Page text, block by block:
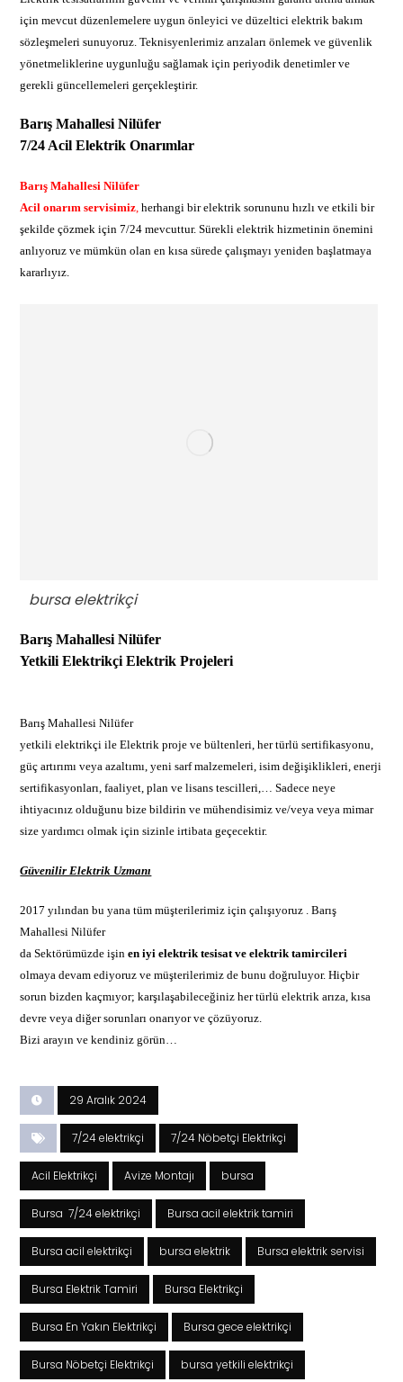
için mevcut düzenlemelere uygun önleyici ve düzeltici elektrik bakım
sözleşmeleri sunuyoruz. Teknisyenlerimiz arızaları önlemek ve güvenlik
yönetmeliklerine uygunluğu sağlamak için periyodik denetimler ve
gerekli güncellemeleri gerçekleştirir.
Barış Mahallesi Nilüfer
7/24 Acil Elektrik Onarımlar
Barış Mahallesi Nilüfer
Acil onarım servisimiz herhangi bir elektrik sorununu hızlı ve etkili bir
şekilde çözmek için 7/24 mevcuttur. Sürekli elektrik hizmetinin önemini
anlıyoruz ve mümkün olan en kısa sürede çalışmayı yeniden başlatmaya
kararlıyız.
bursa elektrikçi
Barış Mahallesi Nilüfer
Yetkili ElektrikçiElektrik Projeleri
Barış Mahallesi Nilüfer
yetkili elektrikçi ile Elektrik proje ve bültenleri, her türlü sertifikasyonu,
güç artırımı veya azaltımı, yeni sarf malzemeleri, isim değişiklikleri, enerji
sertifikasyonları, faaliyet, plan ve lisans tescilleri,… Sadece neye
ihtiyacınız olduğunu bize bildirin ve mühendisimiz ve/veya veya mimar
size yardımcı olmak için sizinle irtibata geçecektir.
Güvenilir Elektrik Uzmanı
2017 yılından bu yana tüm müşterilerimiz için çalışıyoruz . Barış
Mahallesi Nilüfer
da Sektörümüzde işinen iyielektriktesisat ve elektrik tamircileri
olmaya devam ediyoruz ve müşterilerimiz de bunu doğruluyor. Hiçbir
sorun bizden kaçmıyor; karşılaşabileceğiniz her türlü elektrik arıza, kısa
devre veya diğer sorunları onarıyor ve çözüyoruz.
Bizi arayın ve kendiniz görün…
29 Aralık 2024
7/24 elektrikçi 7/24 Nöbetçi Elektrikçi
Acil Elektrikçi Avize Montajı bursa
Bursa 7/24 elektrikçi Bursa acil elektrik tamiri
Bursa acil elektrikçi bursa elektrik Bursa elektrik servisi
Bursa Elektrik Tamiri Bursa Elektrikçi
Bursa En Yakın Elektrikçi Bursa gece elektrikçi
Bursa Nöbetçi Elektrikçi bursa yetkili elektrikçi